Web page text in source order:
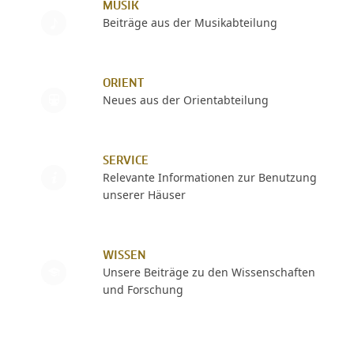
MUSIK
Beiträge aus der Musikabteilung
ORIENT
Neues aus der Orientabteilung
SERVICE
Relevante Informationen zur Benutzung
unserer Häuser
WISSEN
Unsere Beiträge zu den Wissenschaften
und Forschung